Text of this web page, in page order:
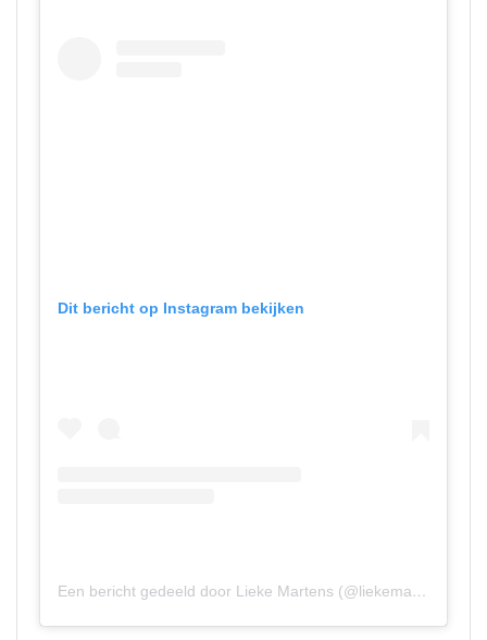
Dit bericht op Instagram bekijken
Een bericht gedeeld door Lieke Martens (@liekemartens)